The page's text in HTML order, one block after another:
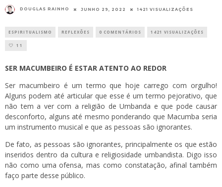
DOUGLAS RAINHO JUNHO 29, 2022 1421 VISUALIZAÇÕES
ESPIRITUALISMO REFLEXÕES 0 COMENTÁRIOS 1421 VISUALIZAÇÕES
11
SER MACUMBEIRO É ESTAR ATENTO AO REDOR
Ser macumbeiro é um termo que hoje carrego com orgulho!
Alguns podem até articular que esse é um termo pejorativo, que
não tem a ver com a religião de Umbanda e que pode causar
desconforto, alguns até mesmo ponderando que Macumba seria
um instrumento musical e que as pessoas são ignorantes.
De fato, as pessoas são ignorantes, principalmente os que estão
inseridos dentro da cultura e religiosidade umbandista. Digo isso
não como uma ofensa, mas como constatação, afinal também
faço parte desse público.